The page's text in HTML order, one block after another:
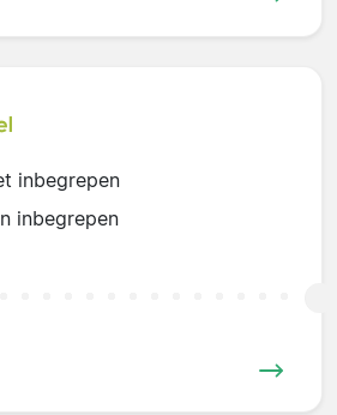
inbegrepen
inbegrepen